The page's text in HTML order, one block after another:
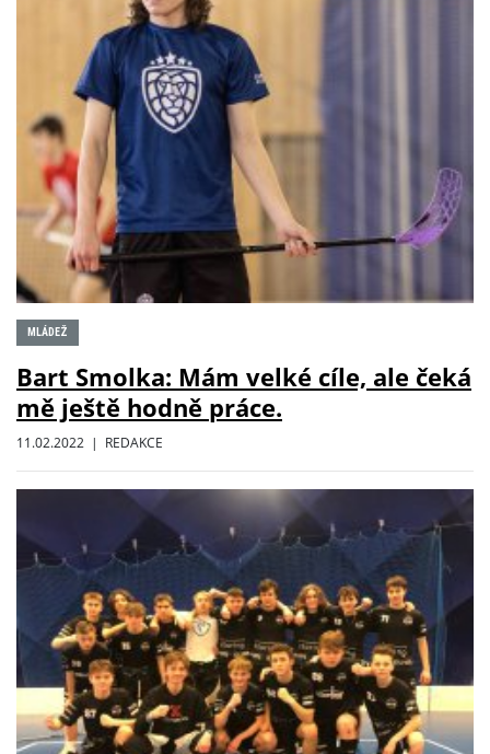
MLÁDEŽ
Bart Smolka: Mám velké cíle, ale čeká
mě ještě hodně práce.
11.02.2022 | REDAKCE